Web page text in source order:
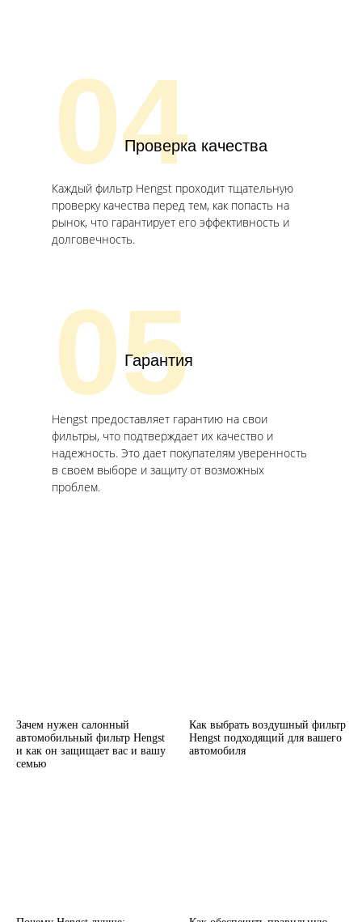
04Проверка качества
Каждый фильтр Hengst проходит тщательную
проверку качества перед тем, как попасть на
рынок, что гарантирует его эффективность и
долговечность.
05
Гарантия
Hengst предоставляет гарантию на свои
фильтры, что подтверждает их качество и
надежность. Это дает покупателям уверенность
в своем выборе и защиту от возможных
проблем.
Зачем нужен салонный
автомобильный фильтр Hengst
и как он защищает вас и вашу
семью
Как выбрать воздушный фильтр
Hengst подходящий для вашего
автомобиля